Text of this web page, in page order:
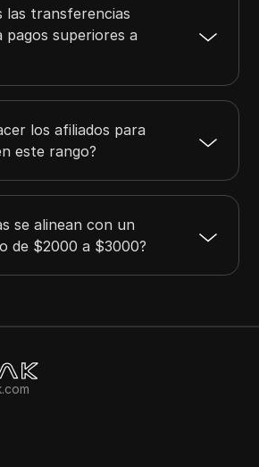
las transferencias
pagos superiores a
los afiliados para
este rango?
se alinean con un
de $2000 a $3000?